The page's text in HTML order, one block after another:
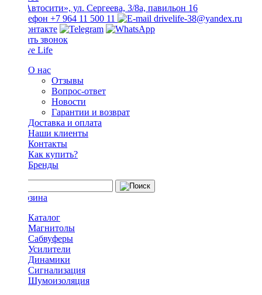
ТЦ «Автосити», ул. Сергеева, 3/8а, павильон 16
+7 964 11 500 11
drivelife-38@yandex.ru
Заказать звонок
О нас
Отзывы
Вопрос-ответ
Новости
Гарантии и возврат
Доставка и оплата
Наши клиенты
Контакты
Как купить?
Бренды
Каталог
Магнитолы
Сабвуферы
Усилители
Динамики
Сигнализация
Шумоизоляция